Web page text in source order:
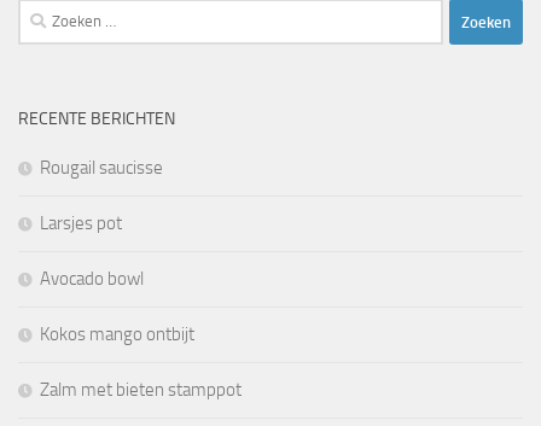
Zoeken
naar:
RECENTE BERICHTEN
Rougail saucisse
Larsjes pot
Avocado bowl
Kokos mango ontbijt
Zalm met bieten stamppot